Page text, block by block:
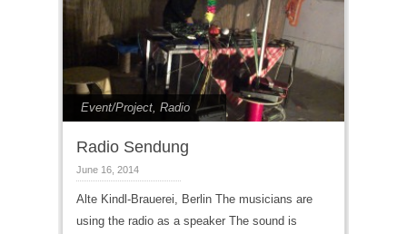
Event/Project Radio
Radio Sendung
June 16, 2014
Alte Kindl-Brauerei, Berlin The musicians are
using the radio as a speaker The sound is